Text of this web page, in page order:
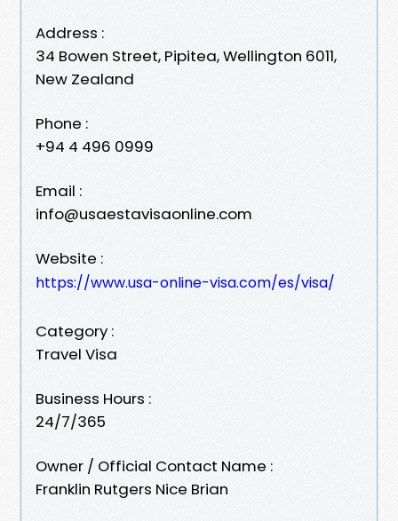
Address :
34 Bowen Street, Pipitea, Wellington 6011,
New Zealand
Phone :
+94 4 496 0999
Email :
info@usaestavisaonline.com
Website :
https://www.usa-online-visa.com/es/visa/
Category :
Travel Visa
Business Hours :
24/7/365
Owner / Official Contact Name :
Franklin Rutgers Nice Brian